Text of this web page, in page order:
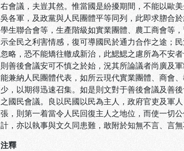
右會議，夫豈其然。惟當國是紛擾期間，不能以歐
吳各軍，及政黨與人民團體平等同列，此即求脗合
學生聯合會等，生產階級如實業團體、農工商會等
示全民之利害情感，復可導國民於通力合作之途；
忽略，恐不能矯往轍成新治，此鰓鰓之慮所為不安
則善後會議安可不慎之於始，況其所論議者尚廣及
能兼納人民團體代表，如所云現代實業團體、商會
少，以期得迅速召集。如是則文對于善後會議及善
之國民會議。良以民國以民為主人，政府官吏及軍
張，則第一着當令人民回復主人之地位，而使一切
計，亦以執事與文久同患難，敢附於知無不言、言
注釋